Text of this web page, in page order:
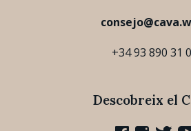
+34 93 890 31
Descobreix el